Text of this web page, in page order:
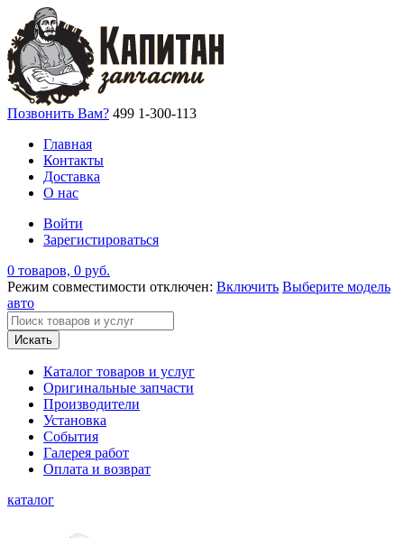
Позвонить Вам? 499 1-300-113
Главная
Контакты
Доставка
О нас
Войти
Зарегистироваться
0 товаров, 0 руб.
Режим совместимости отключен: Включить Выберите модель
авто
Искать
Каталог товаров и услуг
Оригинальные запчасти
Производители
Установка
События
Галерея работ
Оплата и возврат
каталог